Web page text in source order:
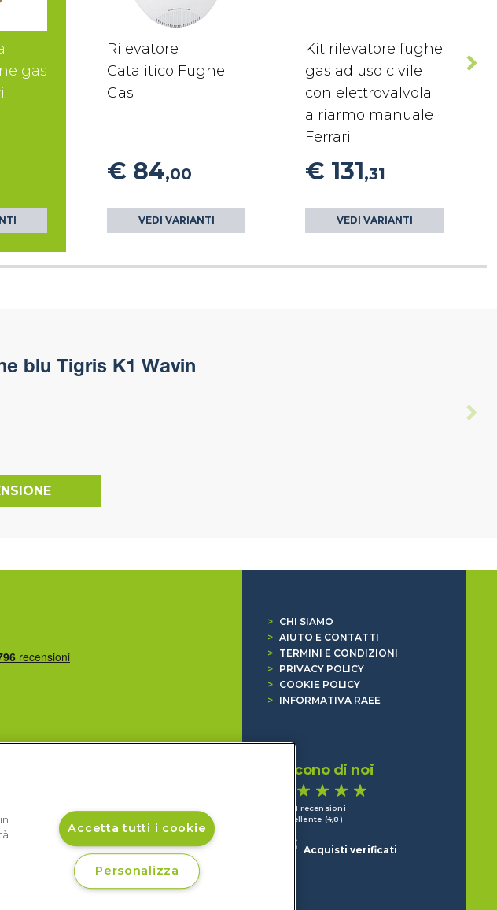
gas
Rilevatore
Catalitico Fughe
Gas
€ 84,00
VEDI VARIANTI
Kit rilevatore fughe
gas ad uso civile
con elettrovalvola
a riarmo manuale
Ferrari
€ 131,31
VEDI VARIANTI
blu Tigris K1 Wavin
>
CHI SIAMO
> AIUTO E CONTATTI
>
TERMINI E CONDIZIONI
>
PRIVACY POLICY
>
COOKIE POLICY
>
INFORMATIVA RAEE
Dicono di noi
1.641 recensioni
Eccellente (4,8)
Acquisti verificati
Accetta tutti i cookie
Personalizza